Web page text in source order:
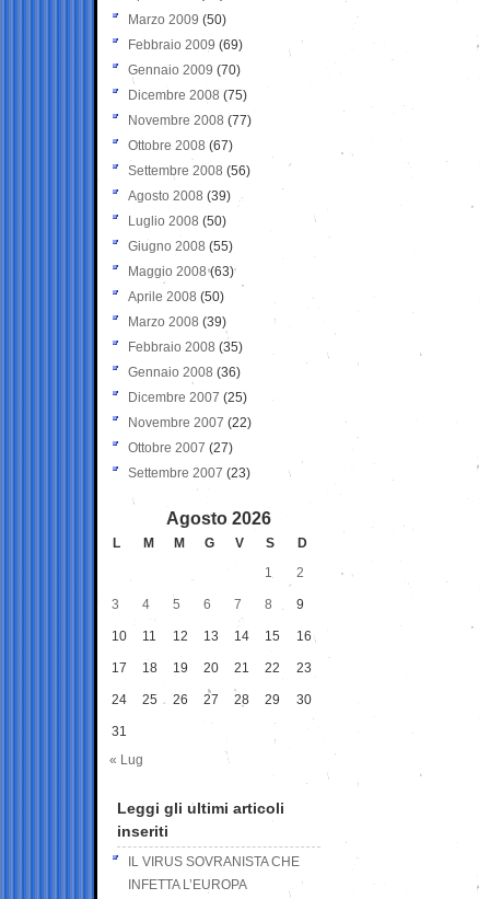
Marzo 2009 (50)
Febbraio 2009 (69)
Gennaio 2009 (70)
Dicembre 2008 (75)
Novembre 2008 (77)
Ottobre 2008 (67)
Settembre 2008 (56)
Agosto 2008 (39)
Luglio 2008 (50)
Giugno 2008 (55)
Maggio 2008(63)
Aprile 2008 (50)
Marzo 2008 (39)
Febbraio 2008 (35)
Gennaio 2008 (36)
Dicembre 2007 (25)
Novembre 2007 (22)
Ottobre 2007 (27)
Settembre 2007 (23)
Agosto 2026
L M M G V S
D
1
2
3 4 5 6 7 8 9
10 11 12 13 14 15 16
17 18 19 20 21 22 23
24 25 26 27 28 29 30
31
« Lug
Leggi gli ultimi articoli
inseriti
IL VIRUS SOVRANISTA CHE
INFETTA L’EUROPA